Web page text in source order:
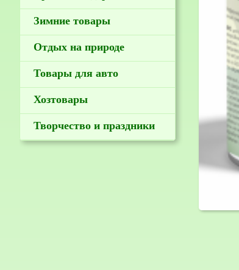
Зимние товары
Отдых на природе
Товары для авто
Хозтовары
Творчество и праздники